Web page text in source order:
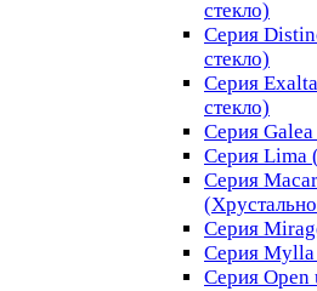
стекло)
Серия
стекло)
Серия
стекло)
Серия Galea
Серия Lima
Серия
Серия
Серия Mylla
Серия Open